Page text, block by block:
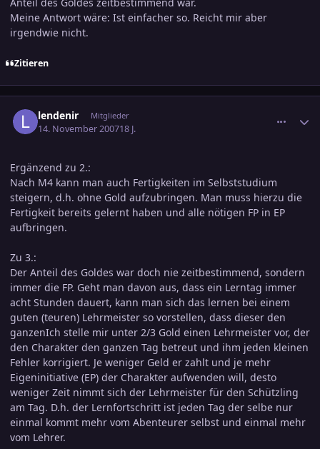
Meine Antwort wäre: Ist einfacher so. Reicht mir aber
irgendwie nicht.
Zitieren
lendenir Mitglieder
14. November 200718 J.
Ergänzend zu 2.:
Nach M4 kann man auch Fertigkeiten im Selbststudium
steigern, d.h. ohne Gold aufzubringen. Man muss hierzu die
Fertigkeit bereits gelernt haben und alle nötigen FP in EP
aufbringen.
Zu 3.:
Der Anteil des Goldes war doch nie zeitbestimmend, sondern
immer die FP. Geht man davon aus, dass ein Lerntag immer
acht Stunden dauert, kann man sich das lernen bei einem
guten (teuren) Lehrmeister so vorstellen, dass dieser den
ganzenIch stelle mir unter 2/3 Gold einen Lehrmeister vor, der
den Charakter den ganzen Tag betreut und ihm jeden kleinen
Fehler korrigiert. Je weniger Geld er zahlt und je mehr
Eigeninitiative (EP) der Charakter aufwenden will, desto
weniger Zeit nimmt sich der Lehrmeister für den Schützling
am Tag. D.h. der Lernfortschritt ist jeden Tag der selbe nur
einmal kommt mehr vom Abenteurer selbst und einmal mehr
vom Lehrer.